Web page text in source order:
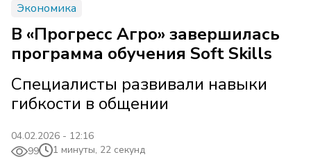
Экономика
В «Прогресс Агро» завершилась
программа обучения Soft Skills
Специалисты развивали навыки
гибкости в общении
04.02.2026 - 12:16
99
1 минуты, 22 секунд